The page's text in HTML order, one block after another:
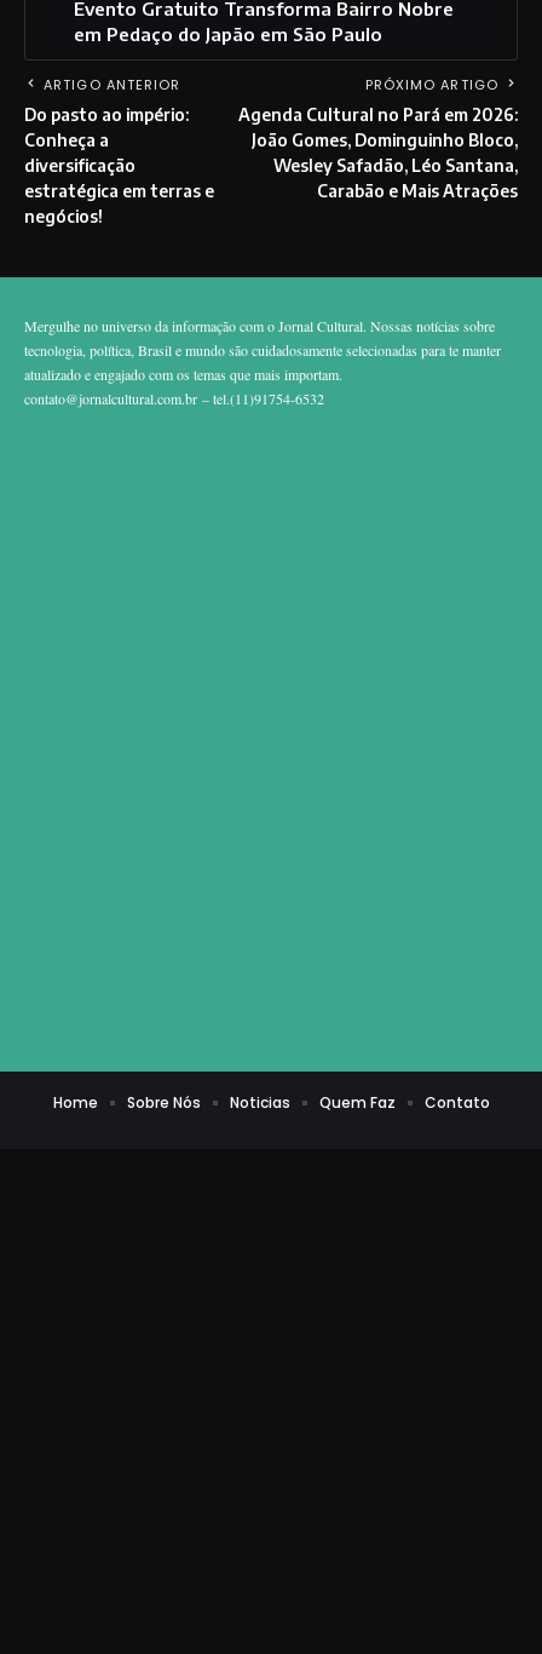
Evento Gratuito Transforma Bairro Nobre
em Pedaço do Japão em São Paulo
ARTIGO ANTERIOR
Do pasto ao império:
Conheça a
diversificação
estratégica em terras e
negócios!
PRÓXIMO ARTIGO
Agenda Cultural no Pará em 2026:
João Gomes, Dominguinho Bloco,
Wesley Safadão, Léo Santana,
Carabão e Mais Atrações
Mergulhe no universo da informação com o Jornal Cultural. Nossas notícias sobre
tecnologia, política, Brasil e mundo são cuidadosamente selecionadas para te manter
atualizado e engajado com os temas que mais importam.
contato@jornalcultural.com.br – tel.(11)91754-6532
Home Sobre Nós Noticias Quem Faz Contato